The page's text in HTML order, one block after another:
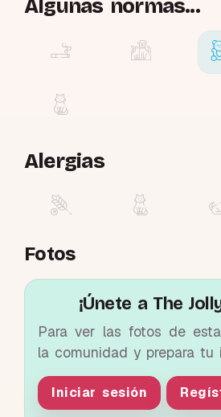
Algunas normas...
Alergias
Fotos
¡Únete a The
Para ver las fotos de
la comunidad y prepara tu
Iniciar sesión